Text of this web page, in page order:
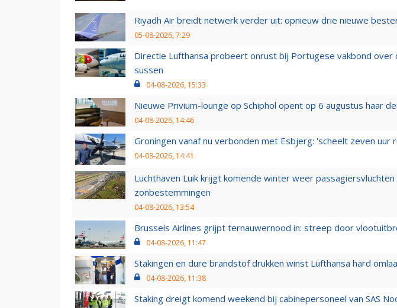
Riyadh Air breidt netwerk verder uit: opnieuw drie nieuwe
05-08-2026, 7:29
Directie Lufthansa probeert onrust bij Portugese vakbond over
sussen
04-08-2026, 15:33
Nieuwe Privium-lounge op Schiphol opent op 6 augustus haar
04-08-2026, 14:46
Groningen vanaf nu verbonden met Esbjerg: 'scheelt zeven uur
04-08-2026, 14:41
Luchthaven Luik krijgt komende winter weer passagiersvluchten
zonbestemmingen
04-08-2026, 13:54
Brussels Airlines grijpt ternauwernood in: streep door
04-08-2026, 11:47
Stakingen en dure brandstof drukken winst Lufthansa hard
04-08-2026, 11:38
Staking dreigt komend weekend bij cabinepersoneel van SAS